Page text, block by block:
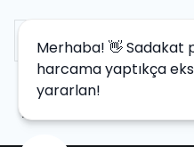
Merhaba! 👋 Sadakat
harcama yaptıkça
yararlan!